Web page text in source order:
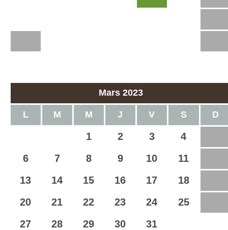
Mars 2023
L M M J V S D
1 2 3 4
6 7 8 9 10 11
13 14 15 16 17 18
20 21 22 23 24 25
27 28 29 30 31